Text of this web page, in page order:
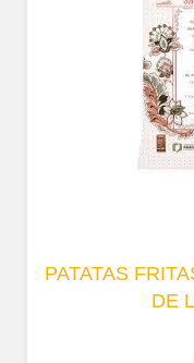
PATATAS
DE